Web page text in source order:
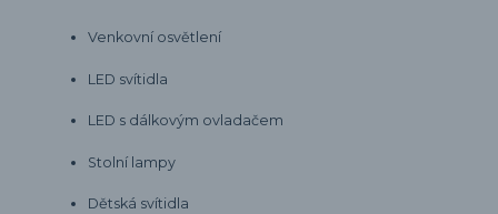
Venkovní osvětlení
LED svítidla
LED s dálkovým ovladačem
Stolní lampy
Dětská svítidla